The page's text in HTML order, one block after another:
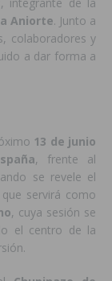
Aniorte. Junto a
colaboradores y
a dar forma a
13 de junio
, frente al
se revele el
servirá como
, cuya sesión se
el centro de la